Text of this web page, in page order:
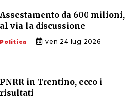
Assestamento da 600 milioni,
al via la discussione
Politica ven 24 lug 2026
PNRR in Trentino, ecco i
risultati